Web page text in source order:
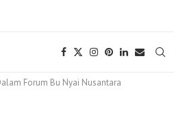
Forum Bu Nyai Nusantara